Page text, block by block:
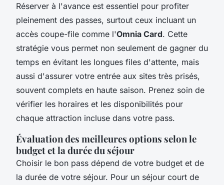
Réserver à l'avance est essentiel pour profiter
pleinement des passes, surtout ceux incluant un
accès coupe-file comme l'Omnia Card. Cette
stratégie vous permet non seulement de gagner du
temps en évitant les longues files d'attente, mais
aussi d'assurer votre entrée aux sites très prisés,
souvent complets en haute saison. Prenez soin de
vérifier les horaires et les disponibilités pour
chaque attraction incluse dans votre pass.
Évaluation des meilleures options selon le
budget et la durée du séjour
Choisir le bon pass dépend de votre budget et de
la durée de votre séjour. Pour un séjour court de